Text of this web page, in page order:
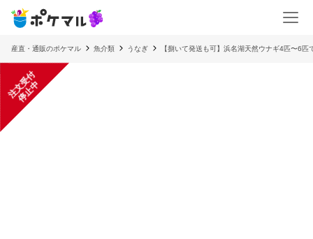
産直・通販のポケマル 魚介類 うなぎ 【捌いて発送も可】浜名湖天然ウナギ4匹〜6匹
注
文
受
付
停
止
中